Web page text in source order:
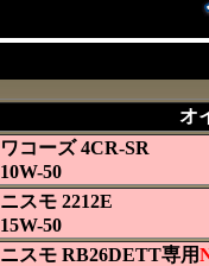
オ
ワコーズ 4CR-SR
10W-50
ニスモ 2212E
15W-50
ニスモ RB26DETT専用